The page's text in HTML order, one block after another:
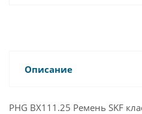
Описание
PHG BX111.25 Ремень SKF